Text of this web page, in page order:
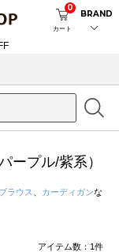
カート
0
BRAND
ープル/紫系）
ラウス カーディガンな
アイテム数： 1件